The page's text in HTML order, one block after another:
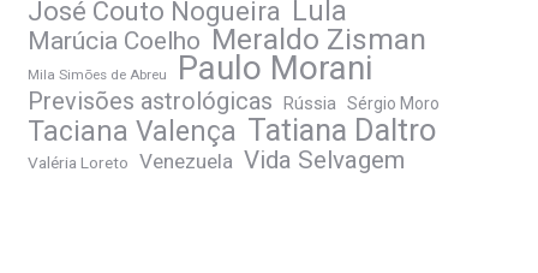
José Couto Nogueira Lula
Marúcia Coelho Meraldo Zisman
Mila Simões de Abreu Paulo Morani
Previsões astrológicas Rússia Sérgio Moro
Taciana Valença Tatiana Daltro
Valéria Loreto Venezuela Vida Selvagem